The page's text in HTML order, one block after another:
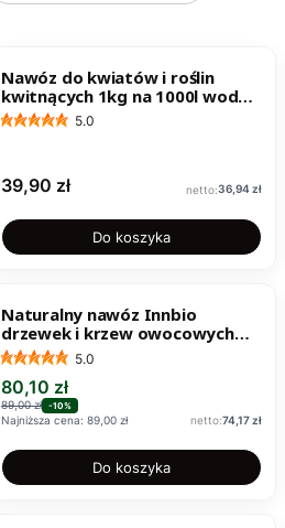
Nawóz do kwiatów i roślin
kwitnących 1kg na 1000l wody
Activ Garden
5.0
Cena
39,90 zł Cena
36,94 zł
Do koszyka
Naturalny nawóz Innbio
drzewek i krzew owocowych
7,3kg na 350m2
5.0
Cena promocyjna
80,10 zł
89,00 zł -10%
Najniższa cena: 89,00 zł Cena
74,17 zł
Do koszyka